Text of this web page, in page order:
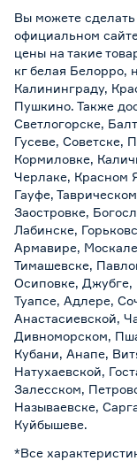
Вы можете сделать
официальном
цены на такие
кг белая Белорро,
Калининграду,
Пушкино. Также
Светлогорске,
Гусеве, Советске,
Кормиловке,
Черлаке, Красном
Гауфе,
Заостровке,
Лабинске,
Армавире,
Тимашевске,
Осиповке, Джубге,
Туапсе, Адлере,
Анастасиевской,
Дивноморском,
Кубани, Анапе,
Натухаевской,
Залесском,
Называевске,
Куйбышеве.
*Все